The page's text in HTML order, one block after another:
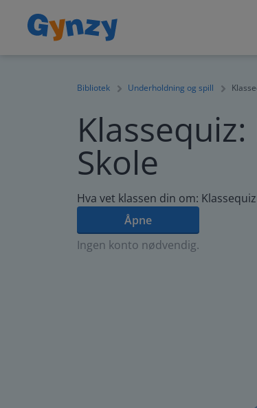
Bibliotek Underholdning og spill
Skole
Hva vet klassen din om:
Åpne
Ingen konto nødvendig.